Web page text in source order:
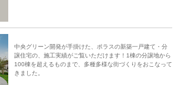
中央グリーン開発が手掛けた、ポラスの新築一戸建て・分
譲住宅の、施工実績がご覧いただけます！1棟の分譲地から
100棟を超えるものまで、多種多様な街づくりをおこなって
きました。